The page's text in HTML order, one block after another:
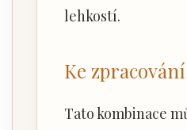
lehkostí.
Ke zpracování
Tato kombinace